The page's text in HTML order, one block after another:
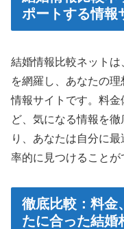
ポートする情報
結婚情報比較ネット
を網羅し、あなたの
情報サイトです。料
ど、気になる情報を
り、あなたは自分に
率的に見つけることが
徹底比較：料金
たに合った結婚